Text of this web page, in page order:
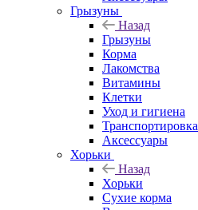
Грызуны
Назад
Грызуны
Корма
Лакомства
Витамины
Клетки
Уход и гигиена
Транспортировка
Аксессуары
Хорьки
Назад
Хорьки
Сухие корма